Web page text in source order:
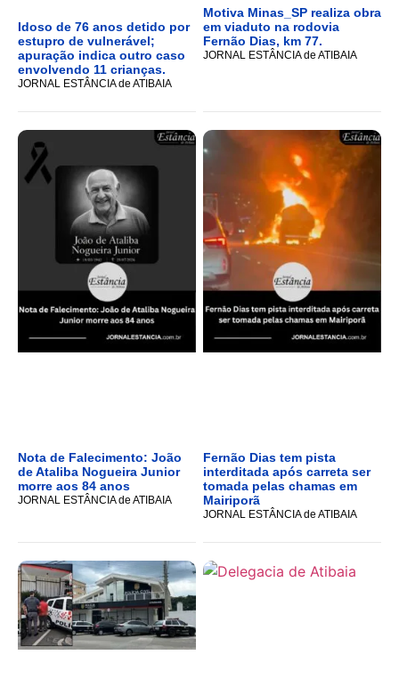
Idoso de 76 anos detido por
estupro de vulnerável;
apuração indica outro caso
envolvendo 11 crianças.
JORNAL ESTÂNCIA de ATIBAIA
Motiva Minas_SP realiza obra
em viaduto na rodovia
Fernão Dias, km 77.
JORNAL ESTÂNCIA de ATIBAIA
Nota de Falecimento: João
de Ataliba Nogueira Junior
morre aos 84 anos
JORNAL ESTÂNCIA de ATIBAIA
Fernão Dias tem pista
interditada após carreta ser
tomada pelas chamas em
Mairiporã
JORNAL ESTÂNCIA de ATIBAIA